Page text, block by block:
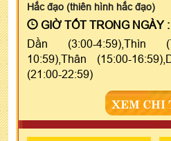
Hắc đạo (thiên hình hắc đạo)
GIỜ TỐT TRONG NGÀY :
Dần (3:00-4:59),Thìn
10:59),Thân (15:00-
(21:00-22:59)
XEM CHI